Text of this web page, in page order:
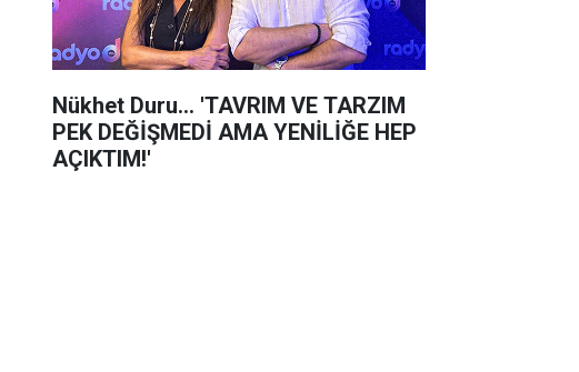
Nükhet Duru... 'TAVRIM VE TARZIM
PEK DEĞİŞMEDİ AMA YENİLİĞE HEP
AÇIKTIM!'